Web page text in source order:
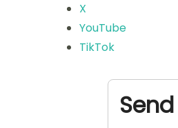
X
YouTube
TikTok